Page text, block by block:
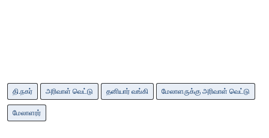
தி.நகர் அரிவாள் வெட்டு தனியார் வங்கி மேலாள​ருக்கு அரிவாள் வெட்டு
மேலாள​ரர்